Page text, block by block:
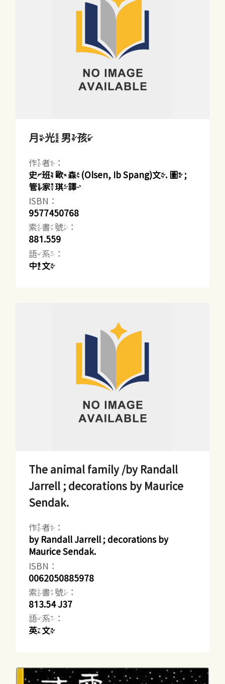
月光男孩
作者：
史班歐森(Olsen, Ib Spang)文. 圖 ;
管家琪譯
ISBN：
9577450768
索書號：
881.559
語系：
中文
The animal family /by Randall
Jarrell ; decorations by Maurice
Sendak.
作者：
by Randall Jarrell ; decorations by
Maurice Sendak.
ISBN：
0062050885978
索書號：
813.54 J37
語系：
英文